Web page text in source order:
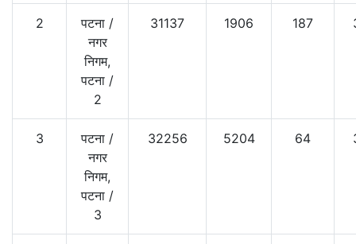
2 पटना /
नगर
निगम,
पटना /
2
31137 1906 187
3 पटना /
नगर
निगम,
पटना /
3
32256 5204 64